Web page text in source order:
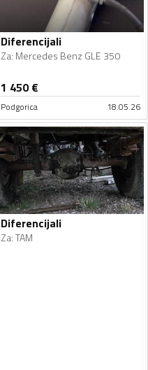
Diferencijali
Za: Mercedes Benz GLE 350
1 450€
Podgorica 18.05.26
Diferencijali
Za:TAM